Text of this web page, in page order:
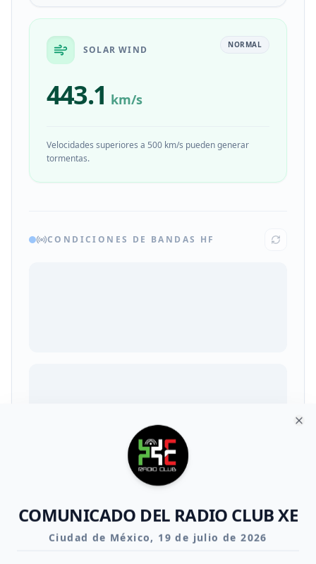
SOLAR WIND NORMAL
443.1 km/s
Velocidades superiores a 500 km/s pueden generar
tormentas.
CONDICIONES DE BANDAS HF
COMUNICADO DEL RADIO CLUB XE
Ciudad de México, 19 de julio de 2026